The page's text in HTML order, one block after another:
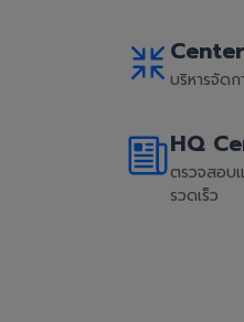
บริหารจัดก
HQ
ตรวจสอบ
รวดเร็ว